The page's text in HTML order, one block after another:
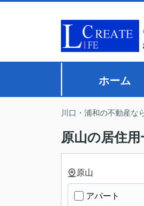
ホーム
川口・浦和の不動産な
原山の居住用
原山
アパート